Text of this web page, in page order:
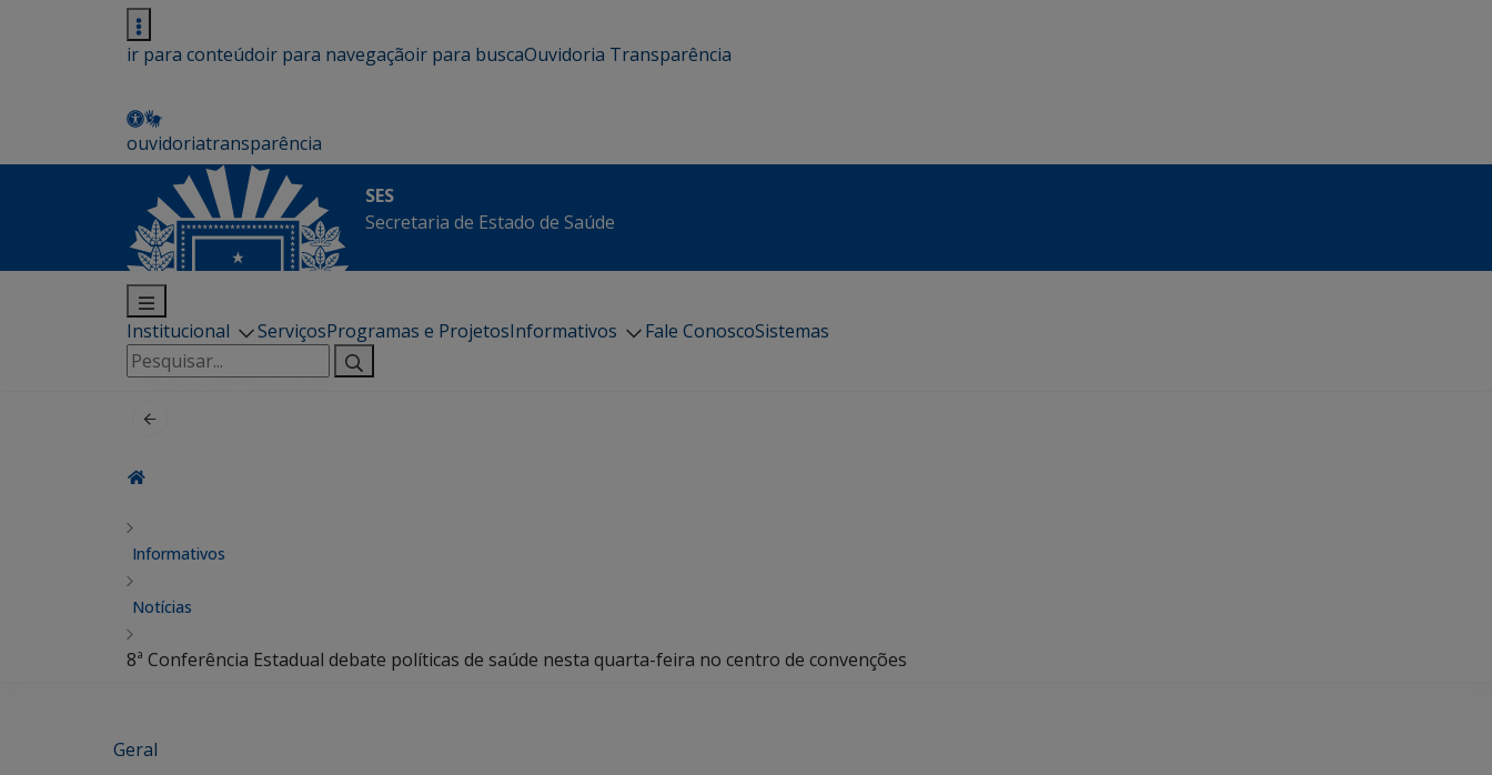
ir para conteúdoir para navegaçãoir para buscaOuvidoria Transparência
ouvidoriatransparência
SES
Secretaria de Estado de Saúde
Institucional ServiçosProgramas e ProjetosInformativos Fale ConoscoSistemas
Pesquisar
por:
Informativos
Notícias
8ª Conferência Estadual debate políticas de saúde nesta quarta-feira no centro de convenções
Geral